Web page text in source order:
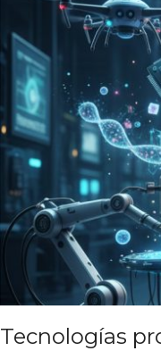
Tecnologías